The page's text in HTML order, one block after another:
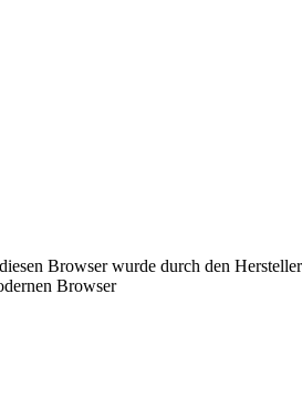
Browser wurde durch den
Browser